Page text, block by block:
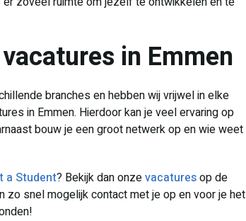
in Emmen
branches en hebben wij vrijwel in elke
in Emmen. Hierdoor kan je veel ervaring op
bouw je een groot netwerk op en wie weet
a Student? Bekijk dan onzevacaturesop de
zo snel mogelijk contact met je op en voor je het